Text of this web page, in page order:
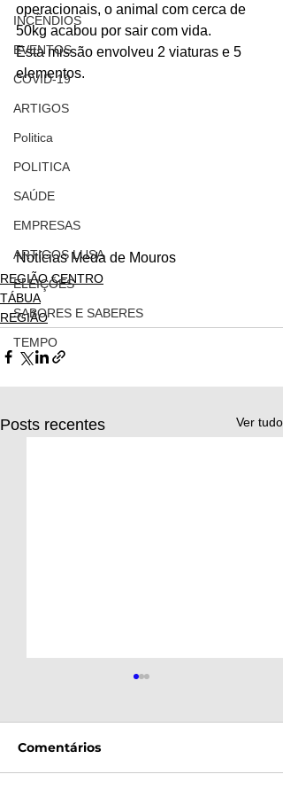
INCÊNDIOS
EVENTOS
COVID-19
ARTIGOS
Politica
POLITICA
SAÚDE
EMPRESAS
ARTIGOS LUSA
ELEIÇÕES
SABORES E SABERES
TEMPO
operacionais, o animal com cerca de
50kg acabou por sair com vida.
Esta missão envolveu 2 viaturas e 5
elementos.
Notícias Meda de Mouros
REGIÃO CENTRO
TÁBUA
REGIÃO
Posts recentes Ver tudo
Comentários